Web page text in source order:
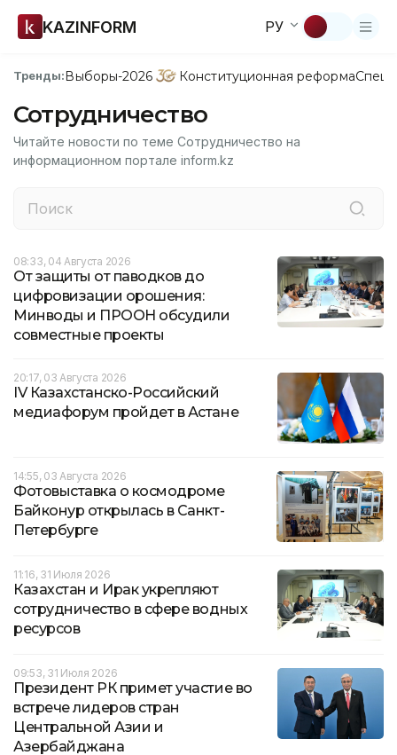
KAZINFORM РУ
Тренды:Выборы-2026 Конституционная реформа
Сотрудничество
Читайте новости по теме Сотрудничество на
информационном портале inform.kz
08:33, 04 Августа 2026
От защиты от паводков до
цифровизации орошения:
Минводы и ПРООН обсудили
совместные проекты
20:17, 03 Августа 2026
IV Казахстанско-Российский
медиафорум пройдет в Астане
14:55, 03 Августа 2026
Фотовыставка о космодроме
Байконур открылась в Санкт-
Петербурге
11:16, 31 Июля 2026
Казахстан и Ирак укрепляют
сотрудничество в сфере водных
ресурсов
09:53, 31 Июля 2026
Президент РК примет участие во
встрече лидеров стран
Центральной Азии и
Азербайджана